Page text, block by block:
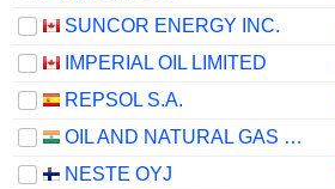
SUNCOR ENERGY INC.
IMPERIAL OIL LIMITED
REPSOL S.A.
OIL AND NATURAL GAS CORPORATION LIMITED
NESTE OYJ